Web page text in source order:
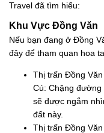
Travel đã tìm hiểu:
Khu Vực Đồng Văn
Nếu bạn đang ở Đồng
đây để tham quan hoa
Thị trấn Đồng
Cú: Chặng
sẽ được ngắm
đất này.
Thị trấn Đồng